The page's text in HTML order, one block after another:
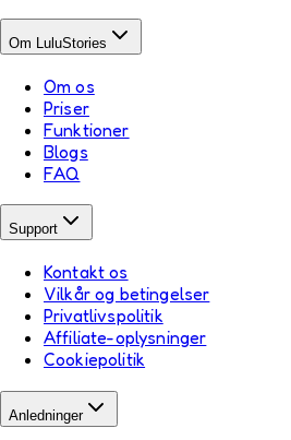
Om LuluStories
Om os
Priser
Funktioner
Blogs
FAQ
Support
Kontakt os
Vilkår og betingelser
Privatlivspolitik
Affiliate-oplysninger
Cookiepolitik
Anledninger